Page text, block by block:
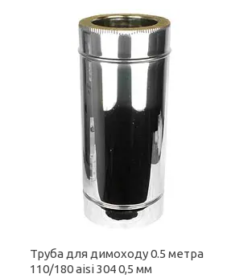
Труба для димоходу 0.5 метра
110/180 aisi 304 0,5 мм